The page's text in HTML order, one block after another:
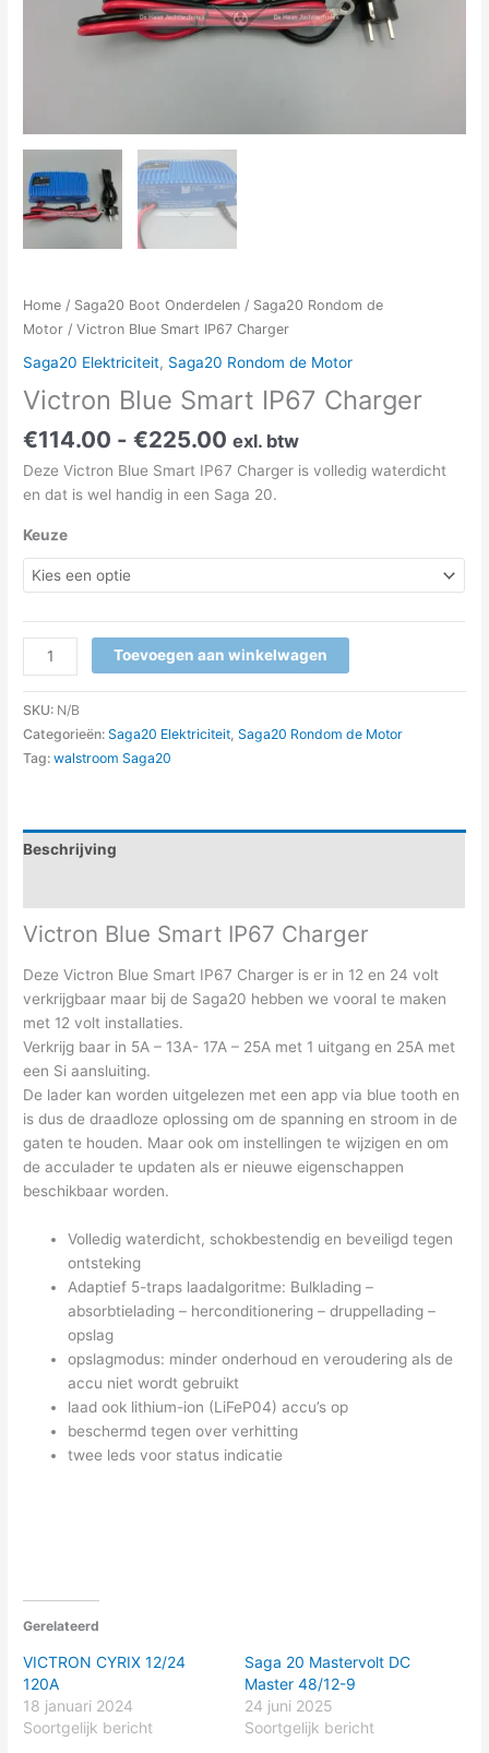
Home / Saga20 Boot Onderdelen / Saga20 Rondom de
Motor / Victron Blue Smart IP67 Charger
Saga20 Elektriciteit, Saga20 Rondom de Motor
Victron Blue Smart IP67 Charger
€114.00 - €225.00 exl. btw
Deze Victron Blue Smart IP67 Charger is volledig waterdicht
en dat is wel handig in een Saga 20.
Keuze
Toevoegen aan winkelwagen
SKU: N/B
Categorieën:Saga20 Elektriciteit ,Saga20 Rondom de Motor
Tag:walstroom Saga20
Beschrijving
Victron Blue Smart IP67 Charger
Deze Victron Blue Smart IP67 Charger is er in 12 en 24 volt
verkrijgbaar maar bij de Saga20 hebben we vooral te maken
met 12 volt installaties.
Verkrijg baar in 5A – 13A- 17A – 25A met 1 uitgang en 25A met
een Si aansluiting.
De lader kan worden uitgelezen met een app via blue tooth en
is dus de draadloze oplossing om de spanning en stroom in de
gaten te houden. Maar ook om instellingen te wijzigen en om
de acculader te updaten als er nieuwe eigenschappen
beschikbaar worden.
Volledig waterdicht, schokbestendig en beveiligd tegen
ontsteking
Adaptief 5-traps laadalgoritme: Bulklading –
absorbtielading – herconditionering – druppellading –
opslag
opslagmodus: minder onderhoud en veroudering als de
accu niet wordt gebruikt
laad ook lithium-ion (LiFeP04) accu’s op
beschermd tegen over verhitting
twee leds voor status indicatie
Gerelateerd
VICTRON CYRIX 12/24
120A
18 januari 2024
Soortgelijk bericht
Saga 20 Mastervolt DC
Master 48/12-9
24 juni 2025
Soortgelijk bericht